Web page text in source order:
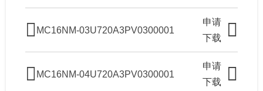
MC16NM-03U720A3PV0300001
申请
下载
MC16NM-04U720A3PV0300001
申请
下载